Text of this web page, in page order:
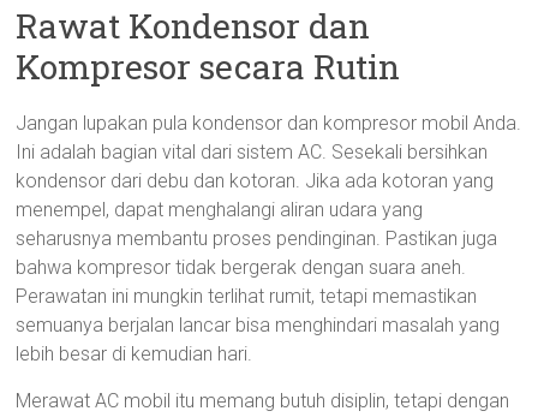
Rawat Kondensor dan
Kompresor secara Rutin
Jangan lupakan pula kondensor dan kompresor mobil Anda.
Ini adalah bagian vital dari sistem AC. Sesekali bersihkan
kondensor dari debu dan kotoran. Jika ada kotoran yang
menempel, dapat menghalangi aliran udara yang
seharusnya membantu proses pendinginan. Pastikan juga
bahwa kompresor tidak bergerak dengan suara aneh.
Perawatan ini mungkin terlihat rumit, tetapi memastikan
semuanya berjalan lancar bisa menghindari masalah yang
lebih besar di kemudian hari.
Merawat AC mobil itu memang butuh disiplin, tetapi dengan